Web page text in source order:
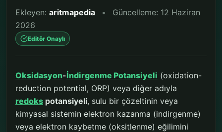
Ekleyen: aritmapedia •
Güncelleme: 12 Haziran
2026
Editör Onaylı
Oksidasyon-İndirgenme Potansiyeli (oxidation-
reduction potential, ORP) veya diğer adıyla
redoks potansiyeli, sulu bir çözeltinin veya
kimyasal sistemin elektron kazanma (indirgenme)
veya elektron kaybetme (oksitlenme) eğilimini